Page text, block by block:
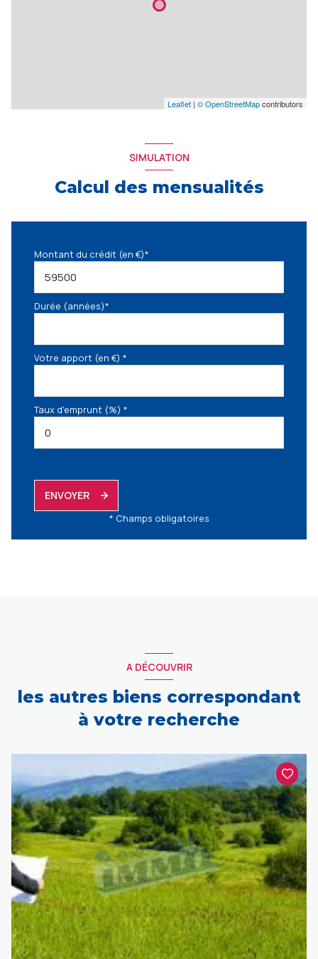
Leaflet | © OpenStreetMapcontributors
SIMULATION
Calcul des mensualités
Montant du crédit (en €)*
Durée (années)*
Votre apport (en €) *
Taux d'emprunt (%) *
ENVOYER
* Champs obligatoires
A DÉCOUVRIR
les autres biens correspondant
à votre recherche